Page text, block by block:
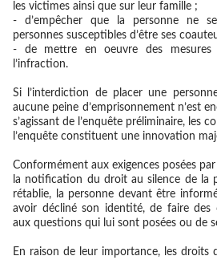
les victimes ainsi que sur leur famille ;
- d’empêcher que la personne ne
personnes susceptibles d’être ses
- de mettre en oeuvre des mesures
l’infraction.
Si l’interdiction de placer une
aucune peine d’emprisonnement n’est
s’agissant de l’enquête préliminaire, les
l’enquête constituent une innovation
Conformément aux exigences posées
la notification du droit au silence de la
rétablie, la personne devant être
avoir décliné son identité, de faire des
aux questions qui lui sont posées ou de
En raison de leur importance, les droits